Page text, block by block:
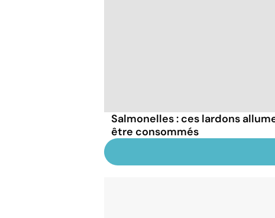
Salmonelles : ces lardons
être consommés